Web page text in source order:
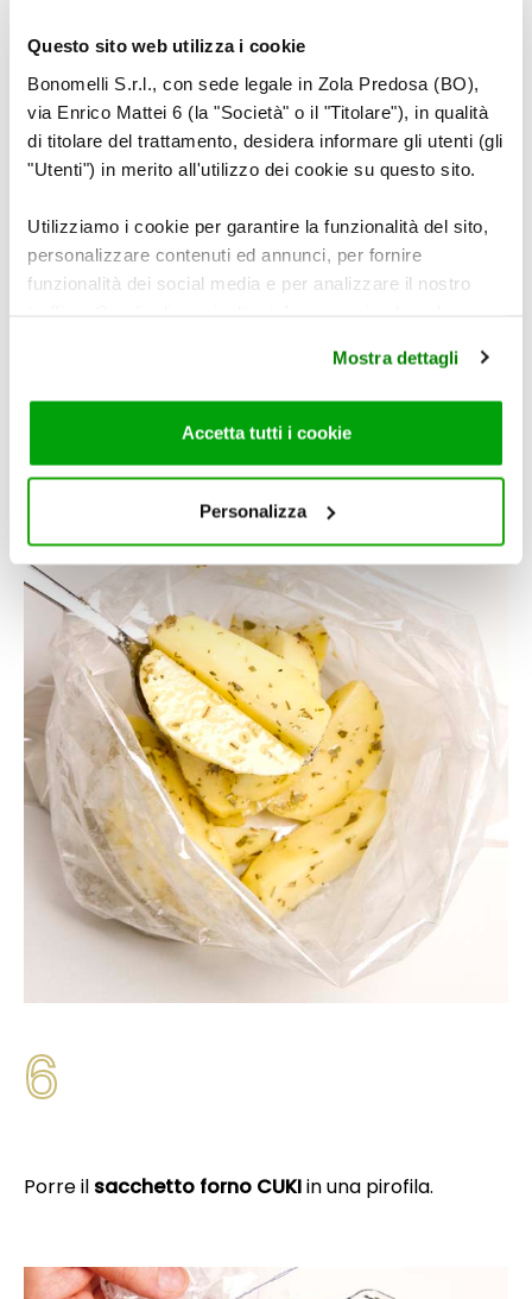
Questo sito web utilizza i cookie
Bonomelli S.r.l., con sede legale in Zola Predosa (BO),
via Enrico Mattei 6 (la "Società" o il "Titolare"), in qualità
di titolare del trattamento, desidera informare gli utenti (gli
"Utenti") in merito all'utilizzo dei cookie su questo sito.
Utilizziamo i cookie per garantire la funzionalità del sito,
personalizzare contenuti ed annunci, per fornire
funzionalità dei social media e per analizzare il nostro
di analisi dei dati web, pubblicità e social media, i quali
potrebbero combinarle con altre informazioni che ha
fornito loro o che hanno raccolto dal suo utilizzo dei loro
cookie consultare la cookie policy. Se clicchi sulla “X” per
chiudere il banner, non verranno installati cookie sul tuo
dispositivo ad eccezione di quelli necessari ai fini del
corretto funzionamento del sito.
Mostra dettagli
Accetta tutti i cookie
Personalizza
4
Aprire ilsacchetto forno CUKI, inserire la
farina, agitarlo per farla aderire alle pareti ed
5
Aggiungere le patate con tutto il condimento
e chiudere con l’apposito legaccio.
6
Porre il sacchetto forno CUKIin una pirofila.